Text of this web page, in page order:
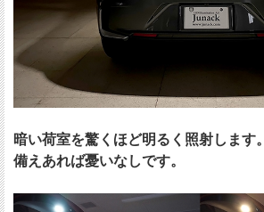
暗い荷室を驚くほど明るく照射します。
備えあれば憂いなしです。